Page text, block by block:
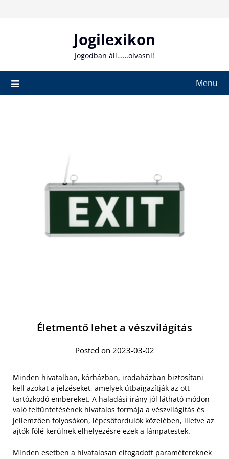
Jogilexikon
Jogodban áll……olvasni!
Menu
Életmentő lehet a vészvilágítás
Posted on 2023-03-02
Minden hivatalban, kórházban, irodaházban biztosítani
kell azokat a jelzéseket, amelyek útbaigazítják az ott
tartózkodó embereket. A haladási irány jól látható módon
való feltüntetésének hivatalos formája a vészvilágítás és
jellemzően folyosókon, lépcsőfordulók közelében, illetve az
ajtók fölé kerülnek elhelyezésre ezek a lámpatestek.
Minden esetben a hivatalosan elfogadott paramétereknek